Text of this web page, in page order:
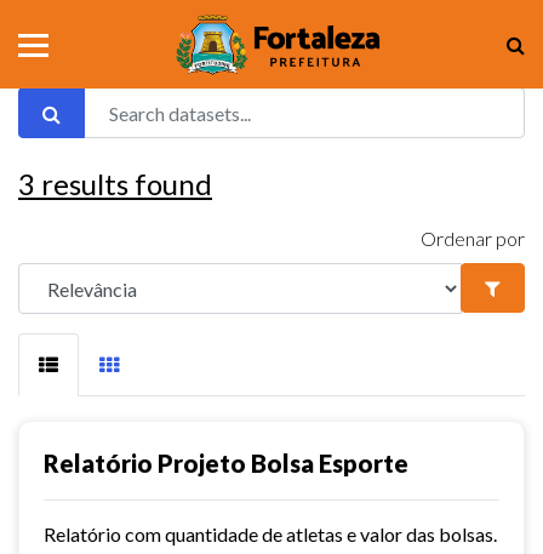
3 results found
Ordenar por
Relatório Projeto Bolsa Esporte
Relatório com quantidade de atletas e valor das bolsas.